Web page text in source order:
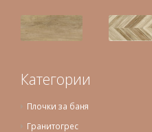
Категории
Плочки за баня
Гранитогрес